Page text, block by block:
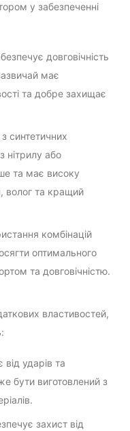
у забезпеченні
довговічність
має
та добре захищає
синтетичних
нітрилу або
та має високу
волог та кращий
комбінацій
оптимального
та довговічністю.
властивостей,
ударів та
бути виготовлений з
захист від